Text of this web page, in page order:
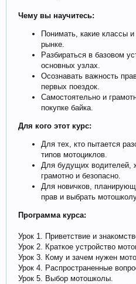
Чему вы научитесь:
Понимать, какие классы
рынке.
Разбираться в базовом
основных узлах.
Осознавать важность
первых поездок.
Самостоятельно и
покупке байка.
Для кого этот курс:
Для тех, кто пытается
типов мотоциклов.
Для будущих водителей,
грамотно и безопасно.
Для новичков,
прав и выбрать
Программа курса:
Урок 1. Приветствие и
Урок 2. Краткое устройство
Урок 3. Кому и зачем нужен
Урок 4. Распространенные
Урок 5. Выбор мотошколы.